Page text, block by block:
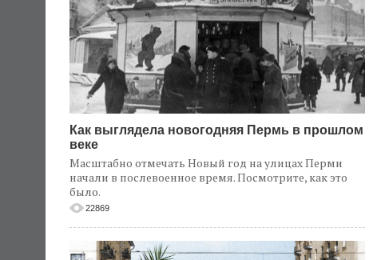
Как выглядела новогодняя Пермь в прошлом
веке
Масштабно отмечать Новый год на улицах Перми
начали в послевоенное время. Посмотрите, как это
было.
22869